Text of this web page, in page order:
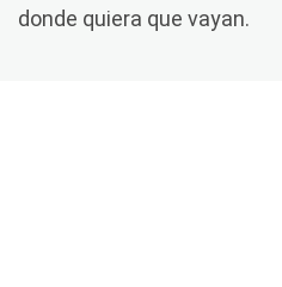
donde quiera que vayan.